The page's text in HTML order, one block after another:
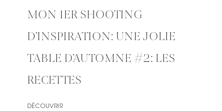
MON 1ER SHOOTING
D’INSPIRATION: UNE JOLIE
TABLE D’AUTOMNE #2: LES
RECETTES
DÉCOUVRIR